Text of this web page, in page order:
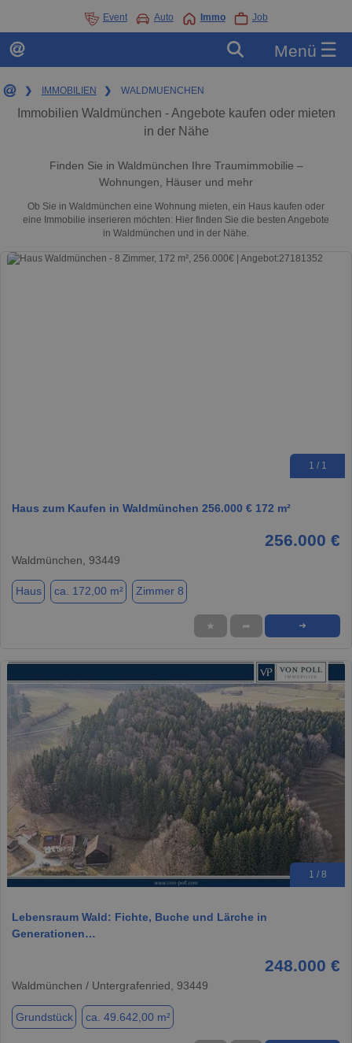
Event Auto Immo Job
Menü ☰
❯ IMMOBILIEN ❯ WALDMUENCHEN
Immobilien Waldmünchen - Angebote kaufen oder mieten
in der Nähe
Finden Sie in Waldmünchen Ihre Traumimmobilie –
Wohnungen, Häuser und mehr
Ob Sie in Waldmünchen eine Wohnung mieten, ein Haus kaufen oder
eine Immobilie inserieren möchten: Hier finden Sie die besten Angebote
in Waldmünchen und in der Nähe.
1 / 1
Haus zum Kaufen in Waldmünchen 256.000 € 172 m²
256.000 €
Waldmünchen, 93449
Haus ca. 172,00 m² Zimmer 8
★ ➦ ➜
1 / 8
Lebensraum Wald: Fichte, Buche und Lärche in
Generationen…
248.000 €
Waldmünchen / Untergrafenried, 93449
Grundstück ca. 49.642,00 m²